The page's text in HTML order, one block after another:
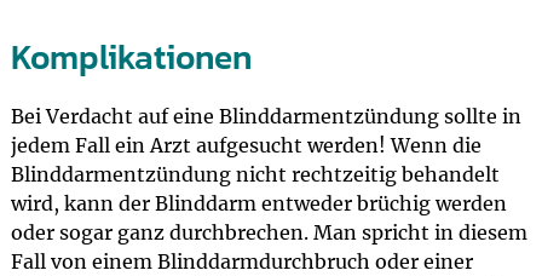
Komplikationen
Bei Verdacht auf eine Blinddarmentzündung sollte in
jedem Fall ein Arzt aufgesucht werden! Wenn die
Blinddarmentzündung nicht rechtzeitig behandelt
wird, kann der Blinddarm entweder brüchig werden
oder sogar ganz durchbrechen. Man spricht in diesem
Fall von einem Blinddarmdurchbruch oder einer